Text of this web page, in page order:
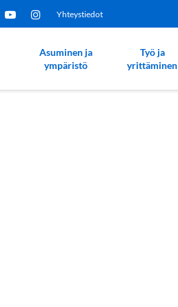
Yhteystiedot
Asuminen ja
ympäristö
Työ ja
yrittäminen